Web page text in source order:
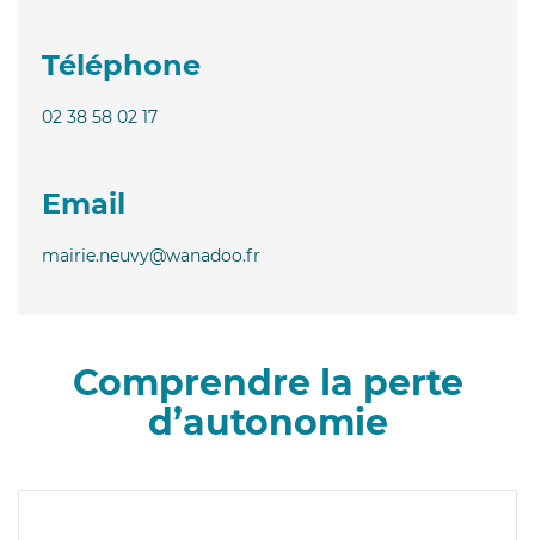
Téléphone
02 38 58 02 17
Email
mairie.neuvy@wanadoo.fr
Comprendre la perte
d’autonomie